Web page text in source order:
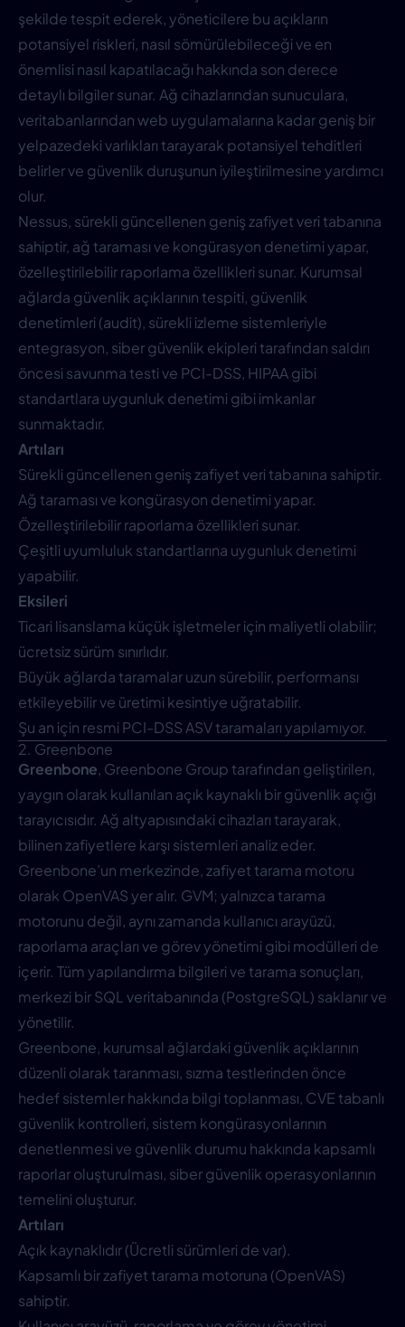
şekilde tespit ederek, yöneticilere bu açıkların
potansiyel riskleri, nasıl sömürülebileceği ve en
önemlisi nasıl kapatılacağı hakkında son derece
detaylı bilgiler sunar. Ağ cihazlarından sunuculara,
veritabanlarından web uygulamalarına kadar geniş bir
yelpazedeki varlıkları tarayarak potansiyel tehditleri
belirler ve güvenlik duruşunun iyileştirilmesine yardımcı
olur.
Nessus, sürekli güncellenen geniş zafiyet veri tabanına
sahiptir, ağ taraması ve kongürasyon denetimi yapar,
özelleştirilebilir raporlama özellikleri sunar. Kurumsal
ağlarda güvenlik açıklarının tespiti, güvenlik
denetimleri (audit), sürekli izleme sistemleriyle
entegrasyon, siber güvenlik ekipleri tarafından saldırı
öncesi savunma testi ve PCI-DSS, HIPAA gibi
standartlara uygunluk denetimi gibi imkanlar
sunmaktadır.
Artıları
Sürekli güncellenen geniş zafiyet veri tabanına sahiptir.
Ağ taraması ve kongürasyon denetimi yapar.
Özelleştirilebilir raporlama özellikleri sunar.
Çeşitli uyumluluk standartlarına uygunluk denetimi
yapabilir.
Eksileri
Ticari lisanslama küçük işletmeler için maliyetli olabilir;
ücretsiz sürüm sınırlıdır.
Büyük ağlarda taramalar uzun sürebilir, performansı
etkileyebilir ve üretimi kesintiye uğratabilir.
Şu an için resmi PCI-DSS ASV taramaları yapılamıyor.
2. Greenbone
Greenbone, Greenbone Group tarafından geliştirilen,
yaygın olarak kullanılan açık kaynaklı bir güvenlik açığı
tarayıcısıdır. Ağ altyapısındaki cihazları tarayarak,
bilinen zafiyetlere karşı sistemleri analiz eder.
Greenbone’un merkezinde, zafiyet tarama motoru
olarak OpenVAS yer alır. GVM; yalnızca tarama
motorunu değil, aynı zamanda kullanıcı arayüzü,
raporlama araçları ve görev yönetimi gibi modülleri de
içerir. Tüm yapılandırma bilgileri ve tarama sonuçları,
merkezi bir SQL veritabanında (PostgreSQL) saklanır ve
yönetilir.
Greenbone, kurumsal ağlardaki güvenlik açıklarının
düzenli olarak taranması, sızma testlerinden önce
hedef sistemler hakkında bilgi toplanması, CVE tabanlı
güvenlik kontrolleri, sistem kongürasyonlarının
denetlenmesi ve güvenlik durumu hakkında kapsamlı
raporlar oluşturulması, siber güvenlik operasyonlarının
temelini oluşturur.
Artıları
Açık kaynaklıdır (Ücretli sürümleri de var).
Kapsamlı bir zafiyet tarama motoruna (OpenVAS)
sahiptir.